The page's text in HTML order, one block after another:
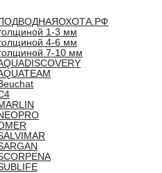
ПОДВОДНАЯОХОТА.РФ
1-3 мм
4-6 мм
7-10 мм